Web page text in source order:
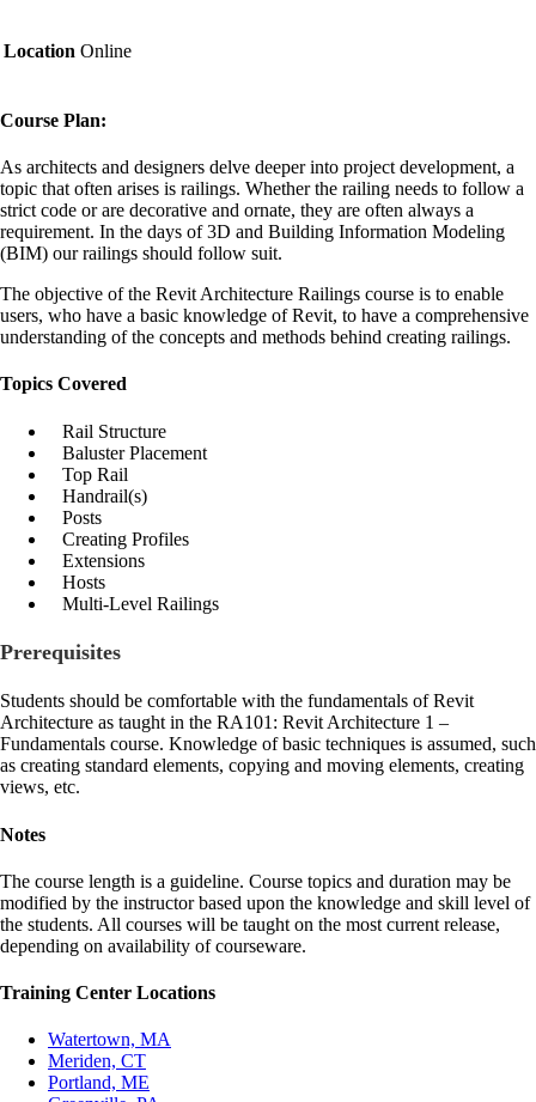
Location Online
Course Plan:
As architects and designers delve deeper into project development, a
topic that often arises is railings. Whether the railing needs to follow a
strict code or are decorative and ornate, they are often always a
requirement. In the days of 3D and Building Information Modeling
(BIM) our railings should follow suit.
The objective of the Revit Architecture Railings course is to enable
users, who have a basic knowledge of Revit, to have a comprehensive
understanding of the concepts and methods behind creating railings.
Topics Covered
Rail Structure
Baluster Placement
Top Rail
Handrail(s)
Posts
Creating Profiles
Extensions
Hosts
Multi-Level Railings
Prerequisites
Students should be comfortable with the fundamentals of Revit
Architecture as taught in the RA101: Revit Architecture 1 –
Fundamentals course. Knowledge of basic techniques is assumed, such
as creating standard elements, copying and moving elements, creating
views, etc.
Notes
The course length is a guideline. Course topics and duration may be
modified by the instructor based upon the knowledge and skill level of
the students. All courses will be taught on the most current release,
depending on availability of courseware.
Training Center Locations
Watertown, MA
Meriden, CT
Portland, ME